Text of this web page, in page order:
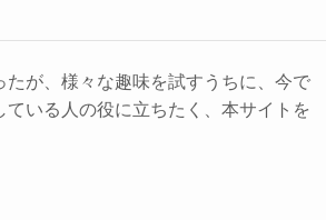
が、様々な趣味を試すうちに、今で
いる人の役に立ちたく、本サイトを